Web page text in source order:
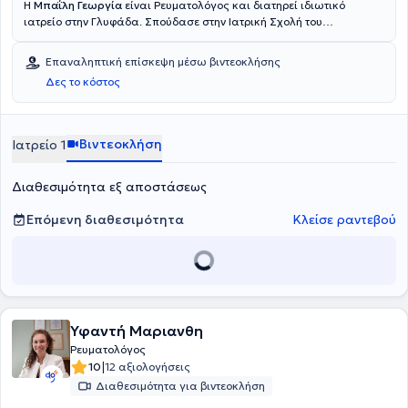
Η Μπαΐλη Γεωργία είναι Ρευματολόγος και διατηρεί ιδιωτικό
ιατρείο στην Γλυφάδα. Σπούδασε στην Ιατρική Σχολή του
Ρευματολογία στο ΓΝΑ ΚΑΤ. Διαθέτει εμπειρία στα συστηματικά
αυτοάνοσα νοσήματα, την οστεοαρθρίτιδα , την οστεοπόρωση και
λοιπες παθήσεις του μυοσκελετικού συστήματος. Είναι μέλος της
Ελληνικής Ρευματολογικής Εταιρείας και της Ελληνικής Εταιρείας
Επαναληπτική επίσκεψη μέσω βιντεοκλήσης
Δες το κόστος
Ιατρείο 1 Βιντεοκλήση
Διαθεσιμότητα εξ αποστάσεως
Επόμενη διαθεσιμότητα
Κλείσε ραντεβού
Υφαντή Μαριανθη
Ρευματολόγος
10|12 αξιολογήσεις
Διαθεσιμότητα για βιντεοκλήση